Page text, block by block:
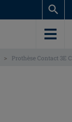
> Prothèse Contact 3E